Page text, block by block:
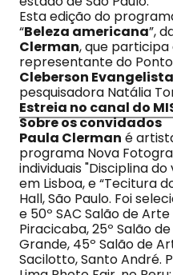
Esta edição do
“Beleza americana”,
Clerman, que
representante do
Cleberson Evangelista
pesquisadora Natália
Estreia no canal do
Sobre os convidados
Paula Clerman é
programa Nova
individuais "Disciplina do
em Lisboa, e “Tecitura
Hall, São Paulo. Foi
e 50º SAC Salão de
Piracicaba, 25º Salão
Grande, 45º Salão de
Sacilotto, Santo André.